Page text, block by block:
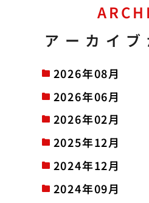
アーカイブ
2026年08月
2026年06月
2026年02月
2025年12月
2024年12月
2024年09月